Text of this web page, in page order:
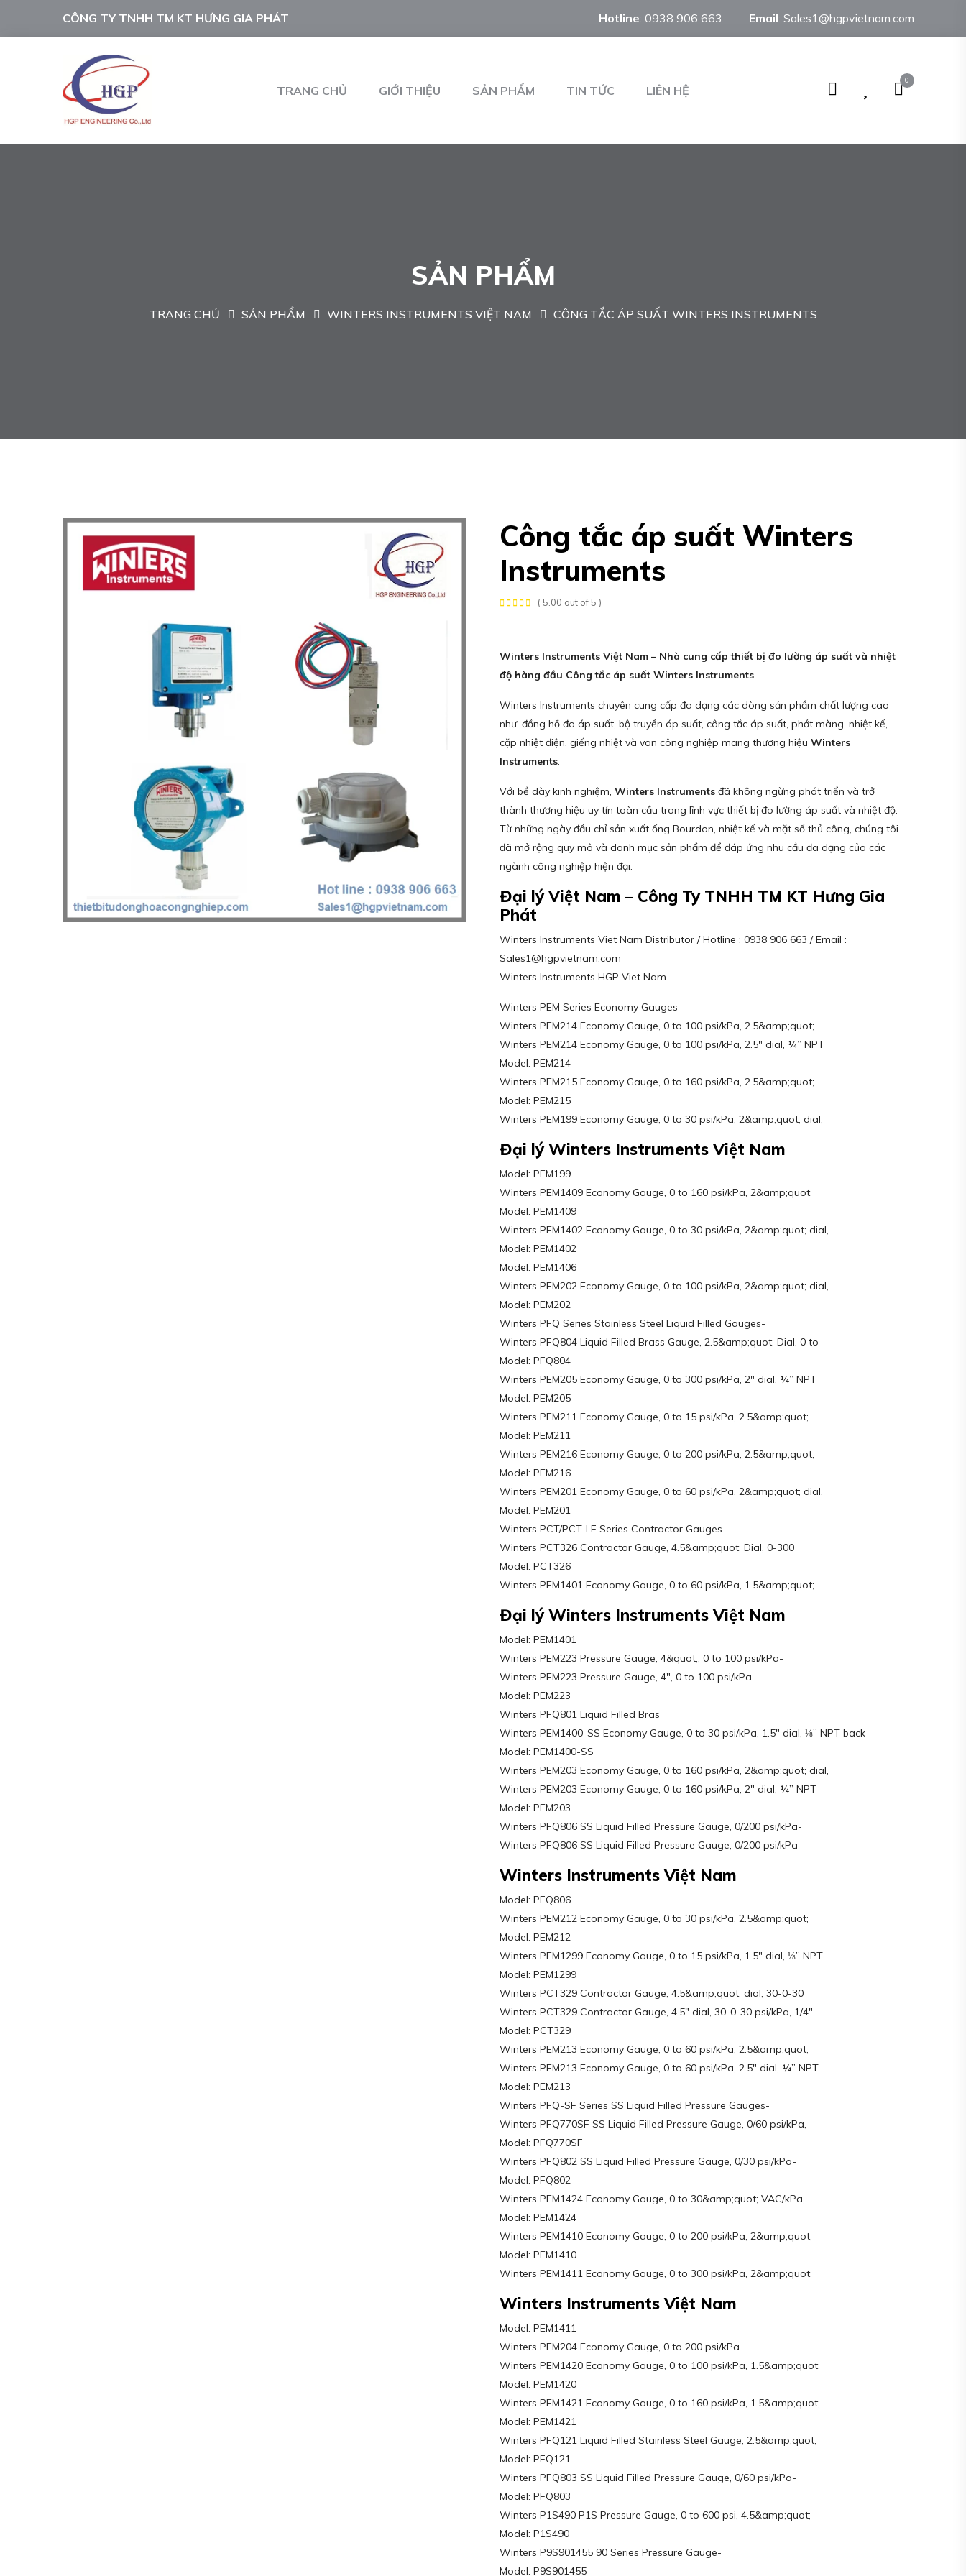
CÔNG TY TNHH TM KT HƯNG GIA PHÁT Hotline: 0938 906 663 Email: Sales1@hgpvietnam.com
TRANG CHỦ GIỚI THIỆU SẢN PHẨM TIN TỨC LIÊN HỆ
0
SẢN PHẨM
TRANG CHỦ SẢN PHẨM WINTERS INSTRUMENTS VIỆT NAM CÔNG TẮC ÁP SUẤT WINTERS INSTRUMENTS
Công tắc áp suất Winters
Instruments
( 5.00 out of 5 )
Winters Instruments Việt Nam – Nhà cung cấp thiết bị đo lường áp suất và nhiệt
độ hàng đầu Công tắc áp suất Winters Instruments
Winters Instruments chuyên cung cấp đa dạng các dòng sản phẩm chất lượng cao
như: đồng hồ đo áp suất, bộ truyền áp suất, công tắc áp suất, phớt màng, nhiệt kế,
cặp nhiệt điện, giếng nhiệt và van công nghiệp mang thương hiệuWinters
Instruments.
Với bề dày kinh nghiệm,Winters Instruments đã không ngừng phát triển và trở
thành thương hiệu uy tín toàn cầu trong lĩnh vực thiết bị đo lường áp suất và nhiệt độ.
Từ những ngày đầu chỉ sản xuất ống Bourdon, nhiệt kế và mặt số thủ công, chúng tôi
đã mở rộng quy mô và danh mục sản phẩm để đáp ứng nhu cầu đa dạng của các
ngành công nghiệp hiện đại.
Đại lý Việt Nam – Công Ty TNHH TM KT Hưng Gia
Phát
Winters Instruments Viet Nam Distributor / Hotline : 0938 906 663 / Email :
Sales1@hgpvietnam.com
Winters Instruments HGP Viet Nam
Winters PEM Series Economy Gauges
Winters PEM214 Economy Gauge, 0 to 100 psi/kPa, 2.5&amp;quot;
Winters PEM214 Economy Gauge, 0 to 100 psi/kPa, 2.5″ dial, ¼” NPT
Model: PEM214
Winters PEM215 Economy Gauge, 0 to 160 psi/kPa, 2.5&amp;quot;
Model: PEM215
Winters PEM199 Economy Gauge, 0 to 30 psi/kPa, 2&amp;quot; dial,
Đại lý Winters Instruments Việt Nam
Model: PEM199
Winters PEM1409 Economy Gauge, 0 to 160 psi/kPa, 2&amp;quot;
Model: PEM1409
Winters PEM1402 Economy Gauge, 0 to 30 psi/kPa, 2&amp;quot; dial,
Model: PEM1402
Model: PEM1406
Winters PEM202 Economy Gauge, 0 to 100 psi/kPa, 2&amp;quot; dial,
Model: PEM202
Winters PFQ Series Stainless Steel Liquid Filled Gauges-
Winters PFQ804 Liquid Filled Brass Gauge, 2.5&amp;quot; Dial, 0 to
Model: PFQ804
Winters PEM205 Economy Gauge, 0 to 300 psi/kPa, 2″ dial, ¼” NPT
Model: PEM205
Winters PEM211 Economy Gauge, 0 to 15 psi/kPa, 2.5&amp;quot;
Model: PEM211
Winters PEM216 Economy Gauge, 0 to 200 psi/kPa, 2.5&amp;quot;
Model: PEM216
Winters PEM201 Economy Gauge, 0 to 60 psi/kPa, 2&amp;quot; dial,
Model: PEM201
Winters PCT/PCT-LF Series Contractor Gauges-
Winters PCT326 Contractor Gauge, 4.5&amp;quot; Dial, 0-300
Model: PCT326
Winters PEM1401 Economy Gauge, 0 to 60 psi/kPa, 1.5&amp;quot;
Đại lý Winters Instruments Việt Nam
Model: PEM1401
Winters PEM223 Pressure Gauge, 4&quot;, 0 to 100 psi/kPa-
Winters PEM223 Pressure Gauge, 4″, 0 to 100 psi/kPa
Model: PEM223
Winters PFQ801 Liquid Filled Bras
Winters PEM1400-SS Economy Gauge, 0 to 30 psi/kPa, 1.5″ dial, ⅛” NPT back
Model: PEM1400-SS
Winters PEM203 Economy Gauge, 0 to 160 psi/kPa, 2&amp;quot; dial,
Winters PEM203 Economy Gauge, 0 to 160 psi/kPa, 2″ dial, ¼” NPT
Model: PEM203
Winters PFQ806 SS Liquid Filled Pressure Gauge, 0/200 psi/kPa-
Winters PFQ806 SS Liquid Filled Pressure Gauge, 0/200 psi/kPa
Winters Instruments Việt Nam
Model: PFQ806
Winters PEM212 Economy Gauge, 0 to 30 psi/kPa, 2.5&amp;quot;
Model: PEM212
Winters PEM1299 Economy Gauge, 0 to 15 psi/kPa, 1.5″ dial, ⅛” NPT
Model: PEM1299
Winters PCT329 Contractor Gauge, 4.5&amp;quot; dial, 30-0-30
Winters PCT329 Contractor Gauge, 4.5″ dial, 30-0-30 psi/kPa, 1/4″
Model: PCT329
Winters PEM213 Economy Gauge, 0 to 60 psi/kPa, 2.5&amp;quot;
Winters PEM213 Economy Gauge, 0 to 60 psi/kPa, 2.5″ dial, ¼” NPT
Model: PEM213
Winters PFQ-SF Series SS Liquid Filled Pressure Gauges-
Winters PFQ770SF SS Liquid Filled Pressure Gauge, 0/60 psi/kPa,
Model: PFQ770SF
Winters PFQ802 SS Liquid Filled Pressure Gauge, 0/30 psi/kPa-
Model: PFQ802
Winters PEM1424 Economy Gauge, 0 to 30&amp;quot; VAC/kPa,
Model: PEM1424
Winters PEM1410 Economy Gauge, 0 to 200 psi/kPa, 2&amp;quot;
Model: PEM1410
Winters PEM1411 Economy Gauge, 0 to 300 psi/kPa, 2&amp;quot;
Winters Instruments Việt Nam
Model: PEM1411
Winters PEM204 Economy Gauge, 0 to 200 psi/kPa
Winters PEM1420 Economy Gauge, 0 to 100 psi/kPa, 1.5&amp;quot;
Model: PEM1420
Winters PEM1421 Economy Gauge, 0 to 160 psi/kPa, 1.5&amp;quot;
Model: PEM1421
Winters PFQ121 Liquid Filled Stainless Steel Gauge, 2.5&amp;quot;
Model: PFQ121
Winters PFQ803 SS Liquid Filled Pressure Gauge, 0/60 psi/kPa-
Model: PFQ803
Winters P1S490 P1S Pressure Gauge, 0 to 600 psi, 4.5&amp;quot;-
Model: P1S490
Winters P9S901455 90 Series Pressure Gauge-
Model: P9S901455